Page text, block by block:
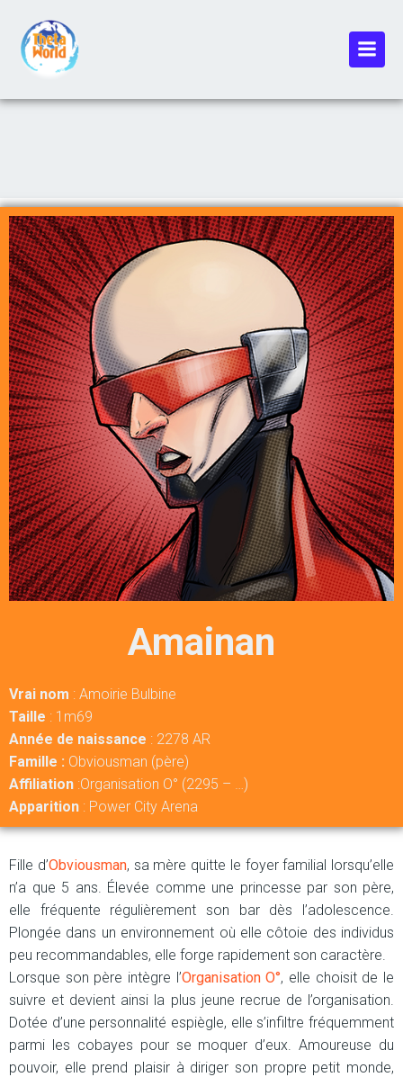
Amainan
Vrai nom : Amoirie Bulbine
Taille : 1m69
Année de naissance : 2278 AR
Famille : Obviousman (père)
Affiliation :Organisation O° (2295 – …)
Apparition : Power City Arena
Fille d’Obviousman, sa mère quitte le foyer familial lorsqu’elle
n’a que 5 ans. Élevée comme une princesse par son père,
elle fréquente régulièrement son bar dès l’adolescence.
Plongée dans un environnement où elle côtoie des individus
peu recommandables, elle forge rapidement son caractère.
Lorsque son père intègre l’Organisation O°, elle choisit de le
suivre et devient ainsi la plus jeune recrue de l’organisation.
Dotée d’une personnalité espiègle, elle s’infiltre fréquemment
parmi les cobayes pour se moquer d’eux. Amoureuse du
pouvoir, elle prend plaisir à diriger son propre petit monde,